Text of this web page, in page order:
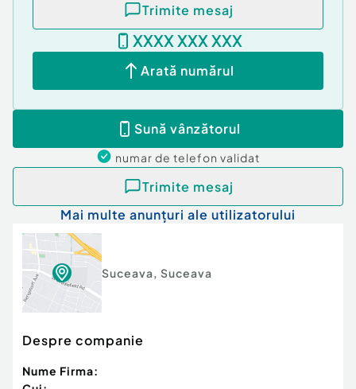
Trimite mesaj
XXXX XXX XXX
Arată numărul
Sună vânzătorul
numar de telefon validat
Trimite mesaj
Mai multe anunțuri ale utilizatorului
Suceava, Suceava
Despre companie
Nume Firma: